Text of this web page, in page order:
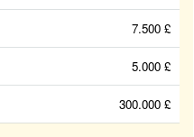
7.500 £
5.000 £
300.000 £